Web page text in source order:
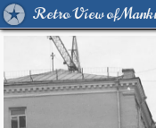
Retro View of